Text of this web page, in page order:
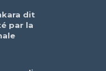
dit
par la